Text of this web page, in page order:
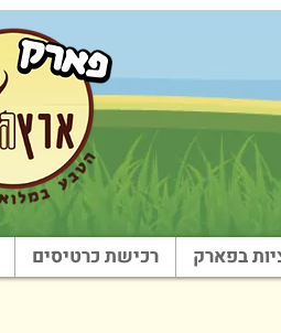
בפארק רכישת כרטיסים